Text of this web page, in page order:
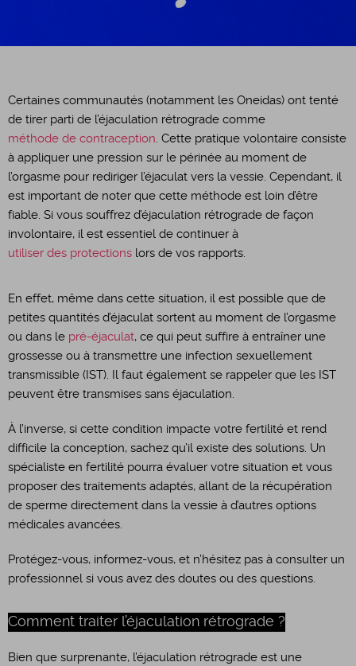
Certaines communautés (notamment les Oneidas) ont tenté
de tirer parti de l’éjaculation rétrograde comme
méthode de contraception . Cette pratique volontaire consiste
à appliquer une pression sur le périnée au moment de
l’orgasme pour rediriger l’éjaculat vers la vessie. Cependant, il
est important de noter que cette méthode est loin d’être
fiable. Si vous souffrez d’éjaculation rétrograde de façon
involontaire, il est essentiel de continuer à
utiliser des protections lors de vos rapports.
En effet, même dans cette situation, il est possible que de
petites quantités d’éjaculat sortent au moment de l’orgasme
ou dans le pré-éjaculat, ce qui peut suffire à entraîner une
grossesse ou à transmettre une infection sexuellement
transmissible (IST). Il faut également se rappeler que les IST
peuvent être transmises sans éjaculation.
À l’inverse, si cette condition impacte votre fertilité et rend
difficile la conception, sachez qu’il existe des solutions. Un
spécialiste en fertilité pourra évaluer votre situation et vous
proposer des traitements adaptés, allant de la récupération
de sperme directement dans la vessie à d’autres options
médicales avancées.
Protégez-vous, informez-vous, et n’hésitez pas à consulter un
professionnel si vous avez des doutes ou des questions.
Comment traiter l’éjaculation rétrograde ?
Bien que surprenante, l’éjaculation rétrograde est une